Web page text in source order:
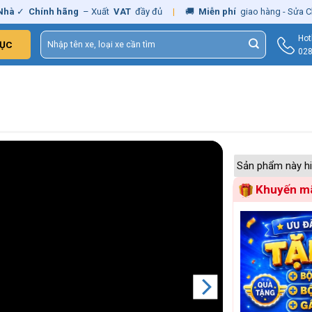
hãng – Xuất VAT đầy đủ | 🚚 Miễn phí giao hàng - Sửa Chữa
Tìm
kiếm:
Sản phẩm này
Khuyến